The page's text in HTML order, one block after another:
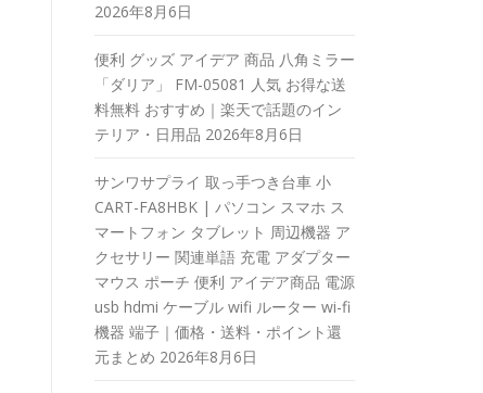
2026年8月6日
便利 グッズ アイデア 商品 八角ミラー
「ダリア」 FM-05081 人気 お得な送
料無料 おすすめ｜楽天で話題のイン
テリア・日用品 2026年8月6日
サンワサプライ 取っ手つき台車 小
CART-FA8HBK | パソコン スマホ ス
マートフォン タブレット 周辺機器 ア
クセサリー 関連単語 充電 アダプター
マウス ポーチ 便利 アイデア商品 電源
usb hdmi ケーブル wifi ルーター wi-fi
機器 端子｜価格・送料・ポイント還
元まとめ 2026年8月6日